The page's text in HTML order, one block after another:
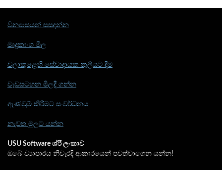
වින්‍යාසයන් සසඳන්න
මෘදුකාංග මිල
වලාකුළෙහි සේවාදායක කුලියට දීම
වැඩසටහන මිලදී ගන්න
ඇණවුම් කිරීමට සංවර්ධනය
නැවත මුලට යන්න
USU Software ශ්රී ලංකාව
ඔබේ ව්‍යාපාරය නිවැරදි ආකාරයෙන් පවත්වාගෙන යන්න!